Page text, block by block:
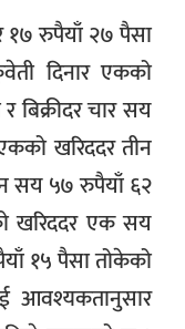
१७ रुपैयाँ २७ पैसा
दिनार एकको
बिक्रीदर चार सय
खरिददर तीन
सय ५७ रुपैयाँ ६२
खरिददर एक सय
१५ पैसा तोकेको
आवश्यकतानुसार